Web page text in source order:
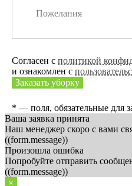
Согласен с политикой
и ознакомлен с
Заказать уборку
* — поля, обязательные для
Ваша заявка принята
Наш менеджер скоро с вами
((form.message))
Произошла ошибка
Попробуйте отправить
((form.message))
×